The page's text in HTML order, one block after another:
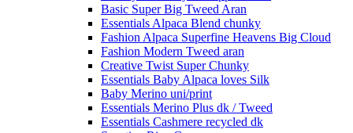
Basic Super Big Tweed Aran
Essentials Alpaca Blend chunky
Fashion Alpaca Superfine Heavens Big Cloud
Fashion Modern Tweed aran
Creative Twist Super Chunky
Essentials Baby Alpaca loves Silk
Baby Merino uni/print
Essentials Merino Plus dk / Tweed
Essentials Cashmere recycled dk